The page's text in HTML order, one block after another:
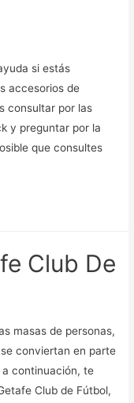
si estás
accesorios de
consultar por las
y preguntar por la
que consultes
Club De
masas de personas,
conviertan en parte
a continuación, te
Club de Fútbol,